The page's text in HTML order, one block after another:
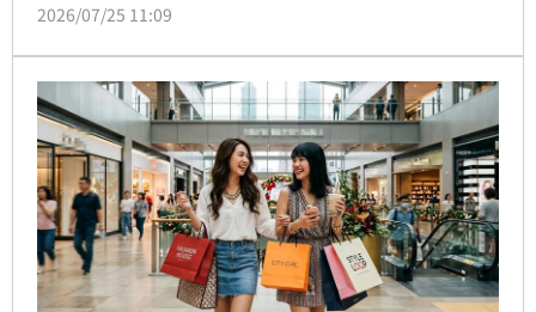
警方獲報後組成專案小組追查，發現幕後主使者為竹聯
及6000萬元債務及股權糾紛。警方循線將王男及共犯
等5人全數逮捕，並釐清相關案情。全案訊後已依恐
嚇、毀損及組織犯罪條例等罪嫌移送法辦，展現警方掃
蕩黑幫、維護治安之決心。
2026/07/25 11:09